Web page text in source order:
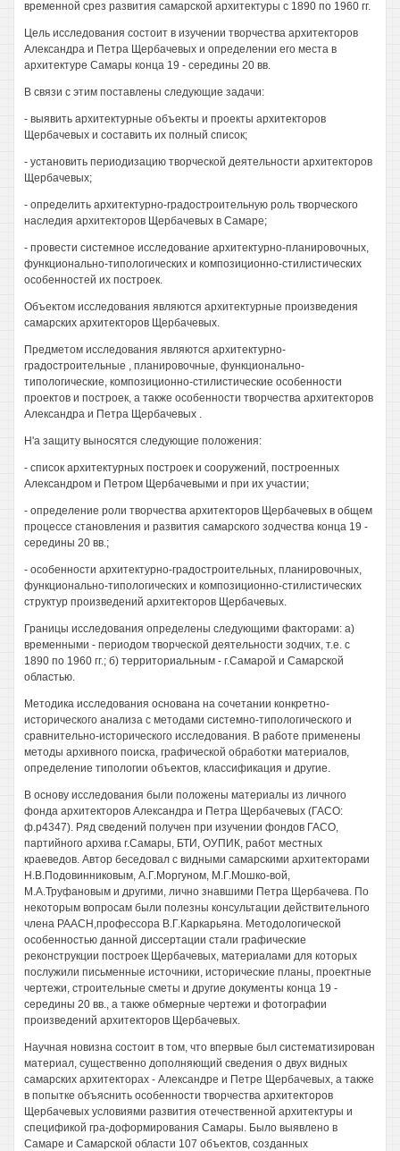
временной срез развития самарской архитектуры с 1890 по 1960 гг.
Цель исследования состоит в изучении творчества архитекторов
Александра и Петра Щербачевых и определении его места в
архитектуре Самары конца 19 - середины 20 вв.
В связи с этим поставлены следующие задачи:
- выявить архитектурные объекты и проекты архитекторов
Щербачевых и составить их полный список;
- установить периодизацию творческой деятельности архитекторов
Щербачевых;
- определить архитектурно-градостроительную роль творческого
наследия архитекторов Щербачевых в Самаре;
- провести системное исследование архитектурно-планировочных,
функционально-типологических и композиционно-стилистических
особенностей их построек.
Объектом исследования являются архитектурные произведения
самарских архитекторов Щербачевых.
Предметом исследования являются архитектурно-
градостроительные , планировочные, функционально-
типологические, композиционно-стилистические особенности
проектов и построек, а также особенности творчества архитекторов
Александра и Петра Щербачевых .
Н'а защиту выносятся следующие положения:
- список архитектурных построек и сооружений, построенных
Александром и Петром Щербачевыми и при их участии;
- определение роли творчества архитекторов Щербачевых в общем
процессе становления и развития самарского зодчества конца 19 -
середины 20 вв.;
- особенности архитектурно-градостроительных, планировочных,
функционально-типологических и композиционно-стилистических
структур произведений архитекторов Щербачевых.
Границы исследования определены следующими факторами: а)
временными - периодом творческой деятельности зодчих, т.е. с
1890 по 1960 гг.; б) территориальным - г.Самарой и Самарской
областью.
Методика исследования основана на сочетании конкретно-
исторического анализа с методами системно-типологического и
сравнительно-исторического исследования. В работе применены
методы архивного поиска, графической обработки материалов,
определение типологии объектов, классификация и другие.
В основу исследования были положены материалы из личного
фонда архитекторов Александра и Петра Щербачевых (ГАСО:
ф.р4347). Ряд сведений получен при изучении фондов ГАСО,
партийного архива г.Самары, БТИ, ОУПИК, работ местных
краеведов. Автор беседовал с видными самарскими архитекторами
Н.В.Подовинниковым, А.Г.Моргуном, М.Г.Мошко-вой,
М.А.Труфановым и другими, лично знавшими Петра Щербачева. По
некоторым вопросам были полезны консультации действительного
члена РААСН,профессора В.Г.Каркарьяна. Методологической
особенностью данной диссертации стали графические
реконструкции построек Щербачевых, материалами для которых
послужили письменные источники, исторические планы, проектные
чертежи, строительные сметы и другие документы конца 19 -
середины 20 вв., а также обмерные чертежи и фотографии
произведений архитекторов Щербачевых.
Научная новизна состоит в том, что впервые был систематизирован
материал, существенно дополняющий сведения о двух видных
самарских архитекторах - Александре и Петре Щербачевых, а также
в попытке объяснить особенности творчества архитекторов
Щербачевых условиями развития отечественной архитектуры и
спецификой гра-доформирования Самары. Было выявлено в
Самаре и Самарской области 107 объектов, созданных